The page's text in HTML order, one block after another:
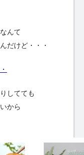
んて
だけど・・・
してても
から